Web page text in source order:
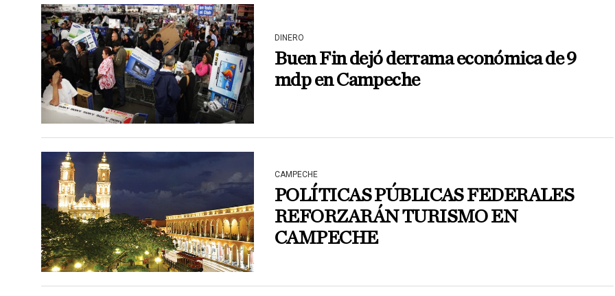
DINERO
Buen Fin dejó derrama económica de 9
mdp en Campeche
CAMPECHE
POLÍTICAS PÚBLICAS FEDERALES
REFORZARÁN TURISMO EN
CAMPECHE